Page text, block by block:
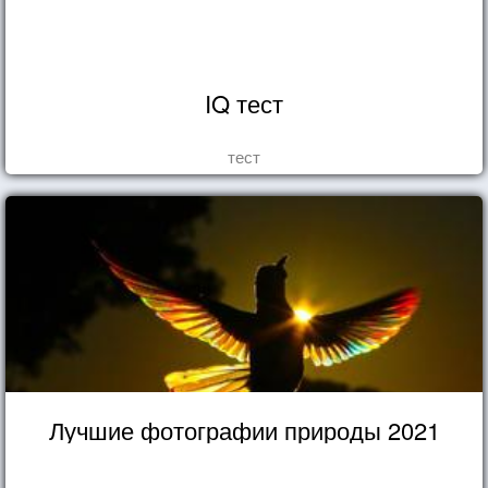
IQ тест
тест
Лучшие фотографии природы 2021